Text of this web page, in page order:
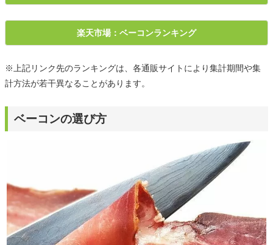
楽天市場：ベーコンランキング
※上記リンク先のランキングは、各通販サイトにより集計期間や集
計方法が若干異なることがあります。
ベーコンの選び方